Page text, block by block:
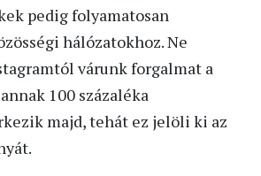
pedig folyamatosan
hálózatokhoz. Ne
várunk forgalmat a
100 százaléka
majd, tehát ez jelöli ki az